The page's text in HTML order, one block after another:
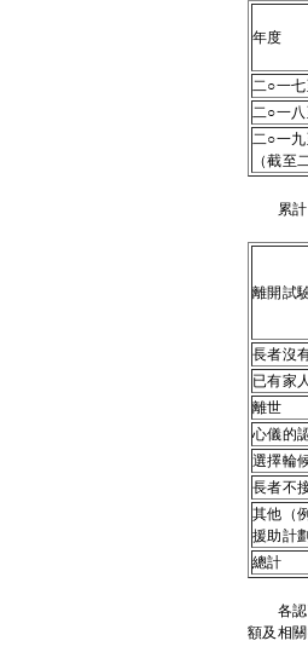
年度
二○一
二○一
二○一
（截至
累計已
離開試
長者沒
已有家
離世
心儀的
選擇輪
長者不
其他（
援助計
總計
各認可
額及相